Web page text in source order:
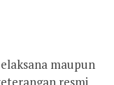
maupun